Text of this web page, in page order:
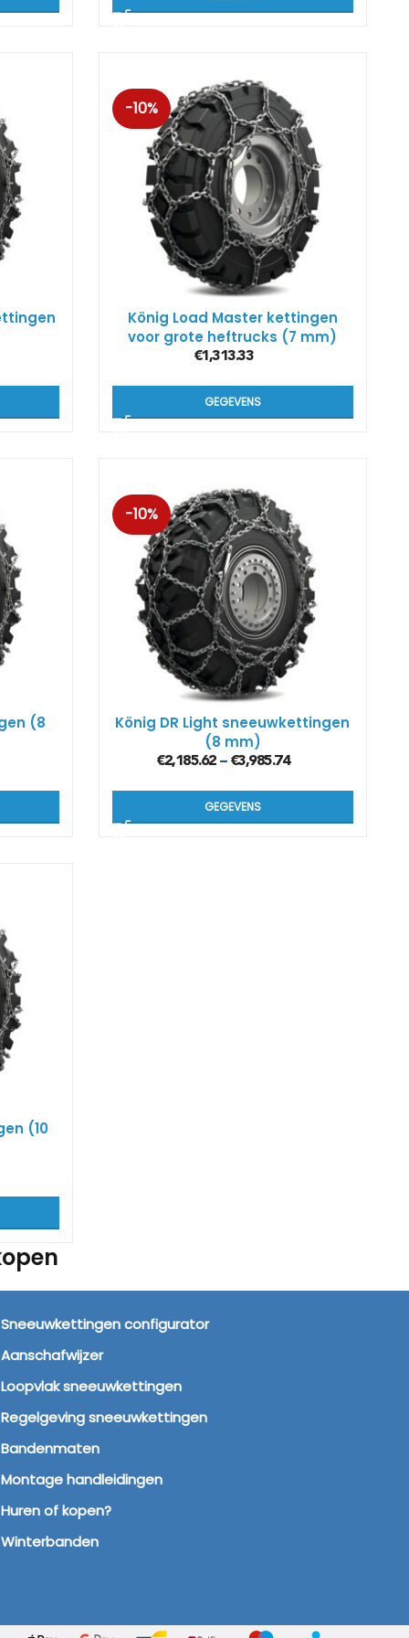
-10%
König Load Master kettingen
voor grote heftrucks (7 mm)
€1,313.33
GEGEVENS
(8
-10%
König DR Light sneeuwkettingen
(8 mm)
€2,185.62– €3,985.74
GEGEVENS
(10
Sneeuwkettingen configurator
Aanschafwijzer
Loopvlak sneeuwkettingen
Regelgeving sneeuwkettingen
Bandenmaten
Montage handleidingen
Huren of kopen?
Winterbanden